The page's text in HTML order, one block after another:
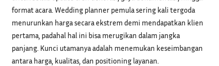
format acara. Wedding planner pemula sering kali tergoda
menurunkan harga secara ekstrem demi mendapatkan klien
pertama, padahal hal ini bisa merugikan dalam jangka
panjang. Kunci utamanya adalah menemukan keseimbangan
antara harga, kualitas, dan positioning layanan.